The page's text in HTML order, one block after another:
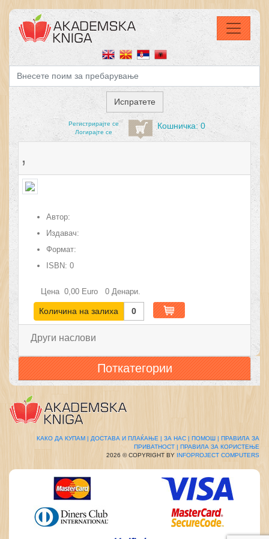
Регистрирајтe се
Логирајте се
Кошничка: 0
,
Автор:
Издавач:
Формат:
ISBN: 0
Цена 0,00 Euro0 Денари.
Количина на залиха 0
Други наслови
Поткатегории
КАКО ДА КУПАМ | ДОСТАВА И ПЛАЌАЊЕ | ЗА НАС | ПОМОШ |
ПРАВИЛА ЗА
ПРИВАТНОСТ |
ПРАВИЛА ЗА КОРИСТЕЊЕ
2026 © COPYRIGHT BY
INFOPROJECT COMPUTERS